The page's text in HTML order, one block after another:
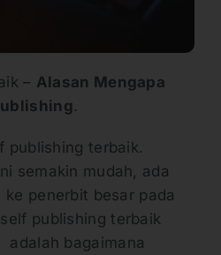
– Alasan Mengapa
.
publishing terbaik.
semakin mudah, ada
penerbit besar pada
publishing terbaik
adalah bagaimana